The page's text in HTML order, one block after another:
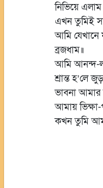
নিভিয়ে
এখন তুমিই
আমি
ব্রজধাম॥
আমি আনন্দ-
শ্রান্ত হ’লে
ভাবনা আমার
আমায় ভিক্ষা-
কখন তুমি